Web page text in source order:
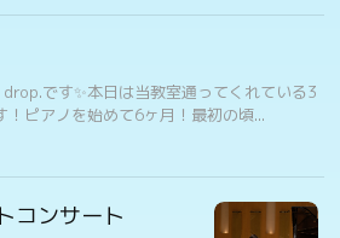
です✨本日は当教室通ってくれている3
！ピアノを始めて6ヶ月！最初の頃...
コンサート